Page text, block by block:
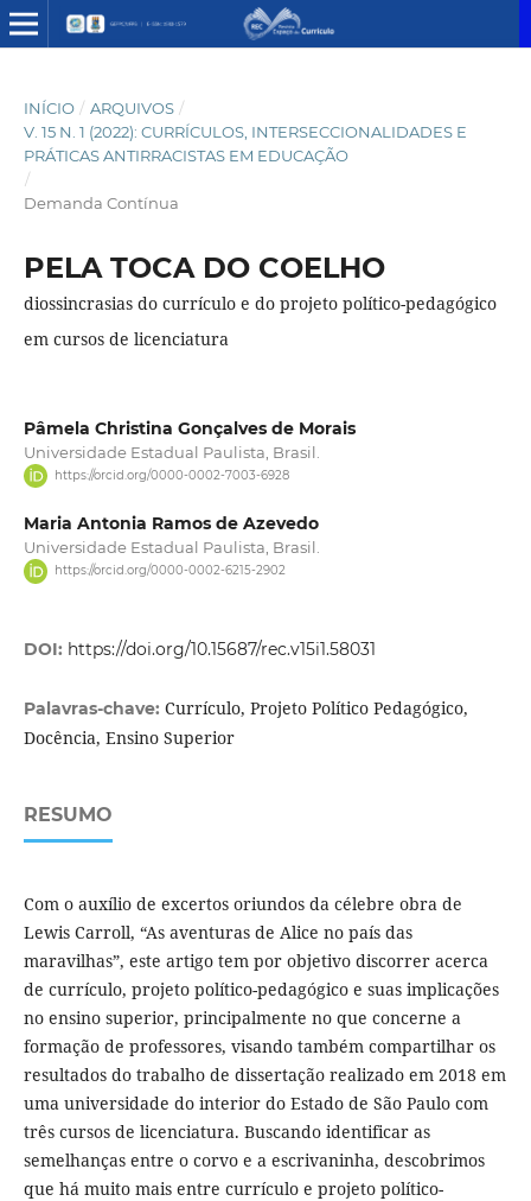
INÍCIO / ARQUIVOS /
V. 15 N. 1 (2022): CURRÍCULOS, INTERSECCIONALIDADES E
PRÁTICAS ANTIRRACISTAS EM EDUCAÇÃO
/
Demanda Contínua
PELA TOCA DO COELHO
diossincrasias do currículo e do projeto político-pedagógico
em cursos de licenciatura
Pâmela Christina Gonçalves de Morais
Universidade Estadual Paulista, Brasil.
https://orcid.org/0000-0002-7003-6928
Maria Antonia Ramos de Azevedo
Universidade Estadual Paulista, Brasil.
https://orcid.org/0000-0002-6215-2902
DOI: https://doi.org/10.15687/rec.v15i1.58031
Palavras-chave: Currículo, Projeto Político Pedagógico,
Docência, Ensino Superior
RESUMO
Com o auxílio de excertos oriundos da célebre obra de
Lewis Carroll, “As aventuras de Alice no país das
maravilhas”, este artigo tem por objetivo discorrer acerca
de currículo, projeto político-pedagógico e suas implicações
no ensino superior, principalmente no que concerne a
formação de professores, visando também compartilhar os
resultados do trabalho de dissertação realizado em 2018 em
uma universidade do interior do Estado de São Paulo com
três cursos de licenciatura. Buscando identificar as
semelhanças entre o corvo e a escrivaninha, descobrimos
que há muito mais entre currículo e projeto político-